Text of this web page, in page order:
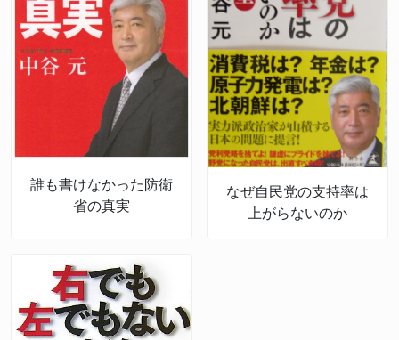
誰も書けなかった防衛
省の真実
なぜ自民党の支持率は
上がらないのか